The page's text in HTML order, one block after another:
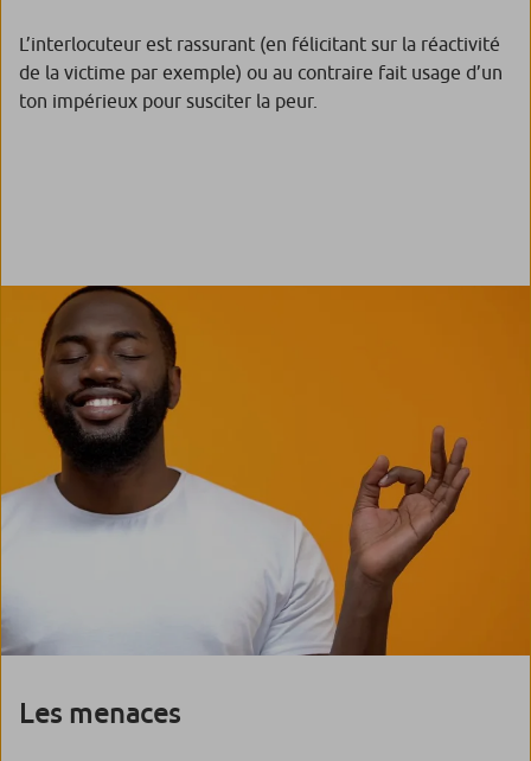
L’interlocuteur est rassurant (en félicitant sur la réactivité
de la victime par exemple) ou au contraire fait usage d’un
ton impérieux pour susciter la peur.
Les menaces